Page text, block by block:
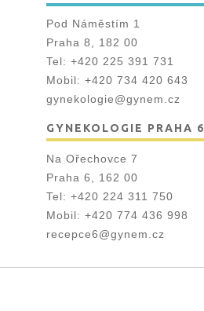
Pod Náměstím 1
Praha 8, 182 00
Tel: +420 225 391 731
Mobil: +420 734 420 643
gynekologie@gynem.cz
GYNEKOLOGIE PRAHA 6
Na Ořechovce 7
Praha 6, 162 00
Tel: +420 224 311 750
Mobil: +420 774 436 998
recepce6@gynem.cz